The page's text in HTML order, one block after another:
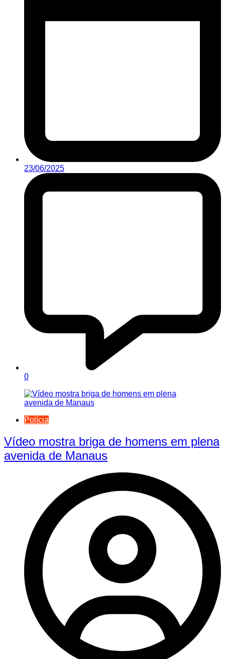
23/06/2025
0
Polícia
Vídeo mostra briga de homens em plena
avenida de Manaus